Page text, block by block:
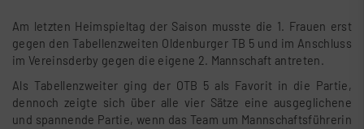
Am letzten Heimspieltag der Saison musste die 1. Frauen erst
gegen den Tabellenzweiten Oldenburger TB 5 und im Anschluss
im Vereinsderby gegen die eigene 2. Mannschaft antreten.
Als Tabellenzweiter ging der OTB 5 als Favorit in die Partie,
dennoch zeigte sich über alle vier Sätze eine ausgeglichene
und spannende Partie, wenn das Team um Mannschaftsführerin